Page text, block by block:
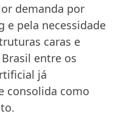
demanda por
e pela necessidade
caras e
entre os
já
consolida como